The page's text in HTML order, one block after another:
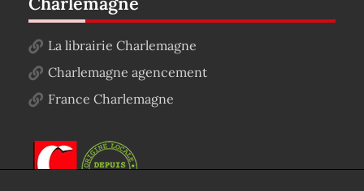
La librairie Charlemagne
Charlemagne agencement
France Charlemagne